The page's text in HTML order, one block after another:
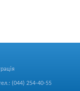
(044) 254-40-55